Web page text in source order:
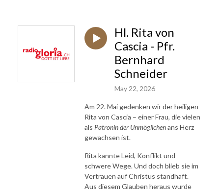
deutschsprachigen Schweiz, Swisscom TV, Internetradio und mit unserer
Gloria App einfach empfangbar.
Hl. Rita von
Cascia - Pfr.
Bernhard
Schneider
May 22, 2026
Am 22. Mai gedenken wir der heiligen
Rita von Cascia – einer Frau, die vielen
als Patronin der Unmöglichenans Herz
gewachsen ist.
Rita kannte Leid, Konflikt und
schwere Wege. Und doch blieb sie im
Vertrauen auf Christus standhaft.
Aus diesem Glauben heraus wurde